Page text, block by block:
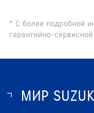
* С более подробной
гарантийно-
МИР